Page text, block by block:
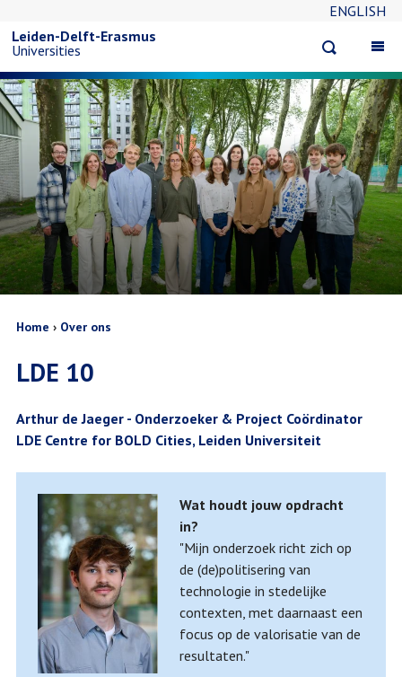
naar
de
inhoud
gaan
ENGLISH
search
Leiden-Delft-Erasmus
Universities
Kruimelpad
Home Over ons
LDE 10
Arthur de Jaeger - Onderzoeker & Project Coördinator
LDE Centre for BOLD Cities, Leiden Universiteit
Wat houdt jouw opdracht
in?
"Mijn onderzoek richt zich op
de (de)politisering van
technologie in stedelijke
contexten, met daarnaast een
focus op de valorisatie van de
resultaten."